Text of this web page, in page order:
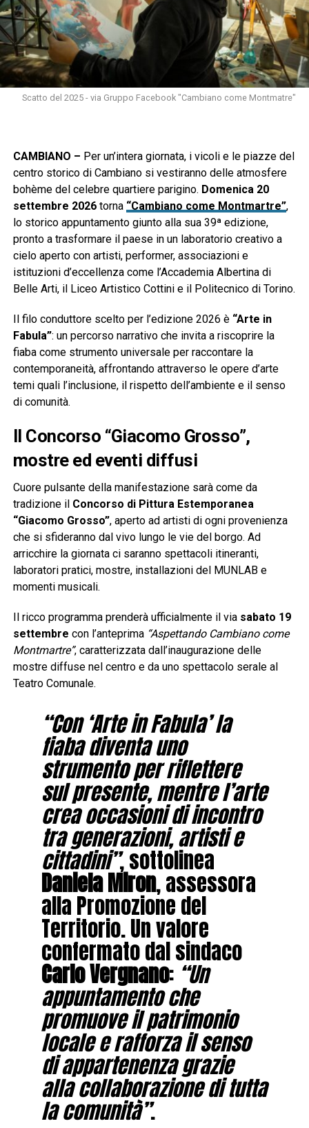
Scatto del 2025 - via Gruppo Facebook "Cambiano come Montmatre"
CAMBIANO – Per un’intera giornata, i vicoli e le piazze del
centro storico di Cambiano si vestiranno delle atmosfere
bohème del celebre quartiere parigino. Domenica 20
settembre 2026torna “Cambiano come Montmartre”,
lo storico appuntamento giunto alla sua 39ª edizione,
pronto a trasformare il paese in un laboratorio creativo a
cielo aperto con artisti, performer, associazioni e
istituzioni d’eccellenza come l’Accademia Albertina di
Belle Arti, il Liceo Artistico Cottini e il Politecnico di Torino.
Il filo conduttore scelto per l’edizione 2026 è “Arte in
Fabula”: un percorso narrativo che invita a riscoprire la
fiaba come strumento universale per raccontare la
contemporaneità, affrontando attraverso le opere d’arte
temi quali l’inclusione, il rispetto dell’ambiente e il senso
di comunità.
Il Concorso “Giacomo Grosso”,
mostre ed eventi diffusi
Cuore pulsante della manifestazione sarà come da
tradizione il Concorso di Pittura Estemporanea
“Giacomo Grosso”, aperto ad artisti di ogni provenienza
che si sfideranno dal vivo lungo le vie del borgo. Ad
arricchire la giornata ci saranno spettacoli itineranti,
laboratori pratici, mostre, installazioni del MUNLAB e
momenti musicali.
Il ricco programma prenderà ufficialmente il via sabato 19
settembre con l’anteprima “Aspettando Cambiano come
Montmartre”, caratterizzata dall’inaugurazione delle
mostre diffuse nel centro e da uno spettacolo serale al
Teatro Comunale.
“Con ‘Arte in Fabula’ la
fiaba diventa uno
strumento per riflettere
sul presente, mentre l’arte
crea occasioni di incontro
tra generazioni, artisti e
cittadini”, sottolinea
Daniela Miron, assessora
alla Promozione del
Territorio. Un valore
confermato dal sindaco
Carlo Vergnano: “Un
appuntamento che
promuove il patrimonio
locale e rafforza il senso
di appartenenza grazie
alla collaborazione di tutta
la comunità”.